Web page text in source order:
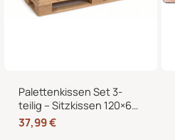
Palettenkissen Set 3-
teilig – Sitzkissen 120×60
cm + 2 Rückenkissen
60×40 cm für
37,99€